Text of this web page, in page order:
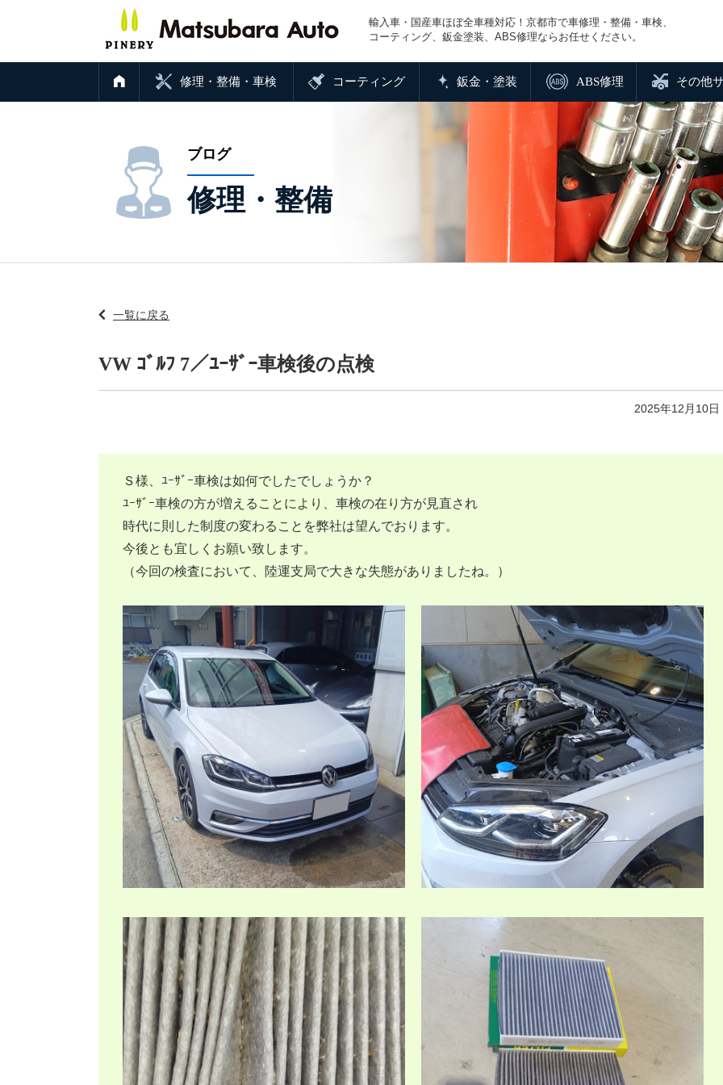
輸入車・国産車ほぼ全車種対応！京都市で車修理・整備・車検、
コーティング、鈑金塗装、ABS修理ならお任せください。
修理・整備・車検 コーティング 鈑金・塗装 ABS修理 その他
ブログ
修理・整備
一覧に戻る
VW ｺﾞﾙﾌ 7／ﾕｰｻﾞｰ車検後の点検
2025年12月10日
Ｓ様、ﾕｰｻﾞｰ車検は如何でしたでしょうか？
ﾕｰｻﾞｰ車検の方が増えることにより、車検の在り方が見直され
時代に則した制度の変わることを弊社は望んでおります。
今後とも宜しくお願い致します。
（今回の検査において、陸運支局で大きな失態がありましたね。）